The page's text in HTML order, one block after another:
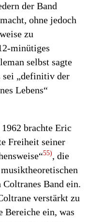
der Band
ohne jedoch
zu
minütiges
selbst sagte
sei „definitiv der
Lebens“
brachte Eric
Freiheit seiner
55), die
Band ein.
verstärkt zu
Bereiche ein, was